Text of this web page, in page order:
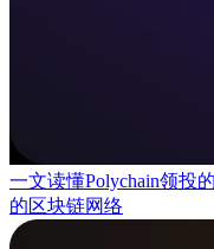
一文读懂Polychain领投
的区块链网络